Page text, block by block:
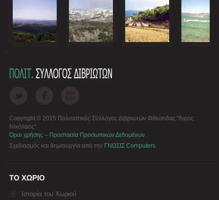
Copyright © 2015 Πολιτιστικός Σύλλογος Διβριωτών Φθιώτιδας "Άγιος
Νικόλαος".
Όροι χρήσης – Προστασία Προσωπικών Δεδομένων.
Σχεδιασμός και δημιουργία από την ΓΝΩΣΙΣ Computers
ΤΟ ΧΩΡΙΟ
Ιστορία του Χωριού